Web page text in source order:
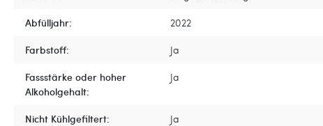
Abfülljahr:
2022
Farbstoff:
Ja
Fassstärke oder hoher
Alkoholgehalt:
Ja
Nicht Kühlgefiltert:
Ja